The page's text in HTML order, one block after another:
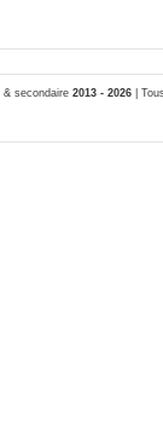
& secondaire 2013 - 2026 |